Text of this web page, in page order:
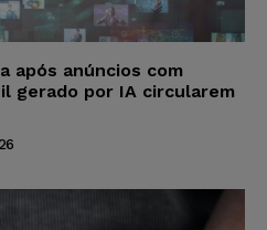
após anúncios com
gerado por IA circularem